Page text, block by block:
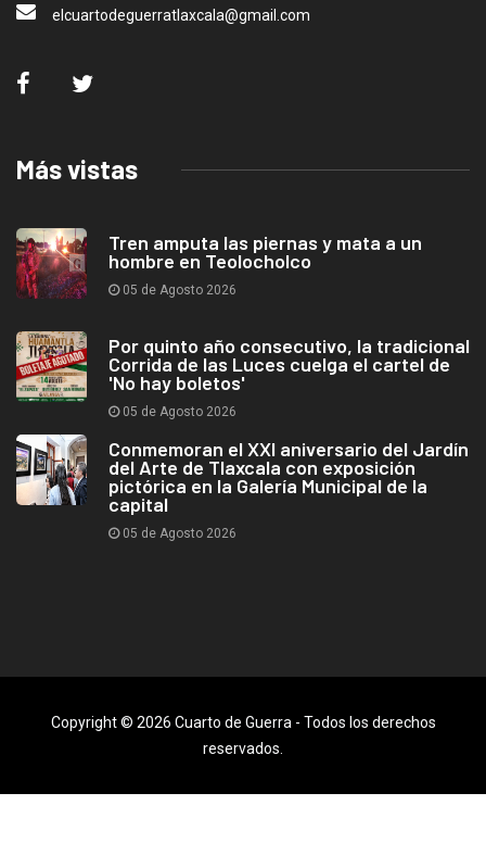
elcuartodeguerratlaxcala@gmail.com
Más vistas
Tren amputa las piernas y mata a un
hombre en Teolocholco
05 de Agosto 2026
Por quinto año consecutivo, la tradicional
Corrida de las Luces cuelga el cartel de
'No hay boletos'
05 de Agosto 2026
Conmemoran el XXI aniversario del Jardín
del Arte de Tlaxcala con exposición
pictórica en la Galería Municipal de la
capital
05 de Agosto 2026
Copyright © 2026 Cuarto de Guerra - Todos los derechos
reservados.